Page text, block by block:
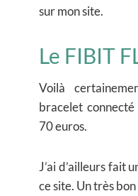
sur mon site.
Le FIBIT
Voilà
bracelet
70 euros.
J’ai d’ailleurs fait
ce site. Un très